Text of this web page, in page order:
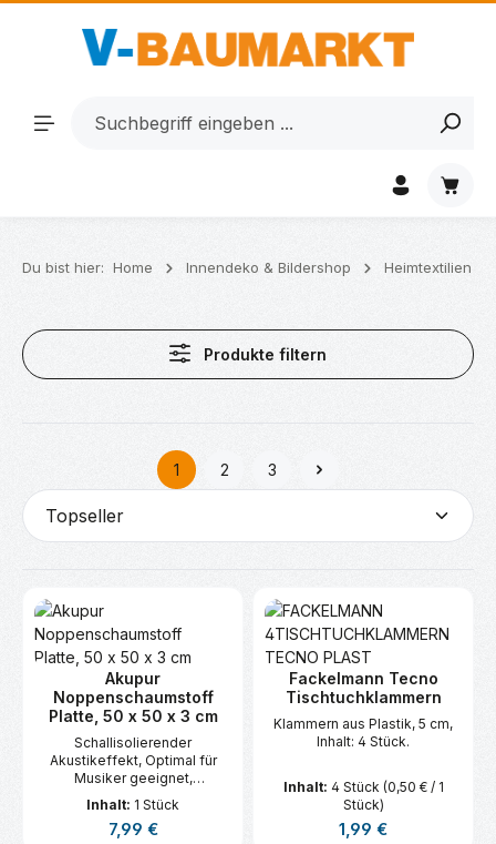
Zum Hauptinhalt springen
Du bist hier: Home Innendeko & Bildershop Heimtextilien
Produkte filtern
Seite
1
Seite
2
Seite
3
Akupur
Noppenschaumstoff
Platte, 50 x 50 x 3 cm
Schallisolierender
Akustikeffekt, Optimal für
Musiker geeignet,
Formbeständig und langlebig,
Als Verpackungsmaterial
einsetzbar.
Inhalt: 1 Stück
Regulärer Preis:
7,99 €
Fackelmann Tecno
Tischtuchklammern
Klammern aus Plastik, 5 cm,
Inhalt: 4 Stück.
Inhalt: 4 Stück (0,50 € / 1
Stück)
Regulärer Preis:
1,99 €